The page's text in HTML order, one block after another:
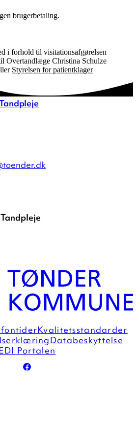
brugerbetaling.
i forhold til visitationsafgørelsen
Overtandlæge Christina Schulze
Styrelsen for patientklager
Kvalitetsstandarder
Databeskyttelse
Portalen